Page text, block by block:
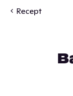
Recept